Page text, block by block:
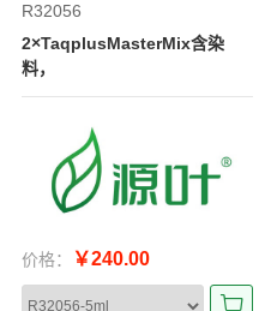
R32056
2×TaqplusMasterMix含染
料，
价格： ￥240.00